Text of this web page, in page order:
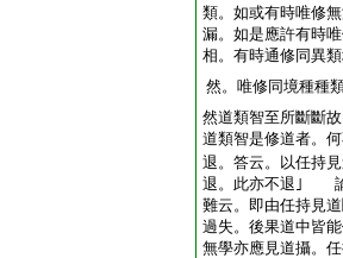
類。如或有時唯修
漏。如是應許有時
相。有時通修同異
然。唯修同境種種
然道類智至所斷斷
道類智是修道者。
退。答云。以任持
退。此亦不退｣ 論
難云。即由任持見
過失。後果道中皆
無學亦應見道攝